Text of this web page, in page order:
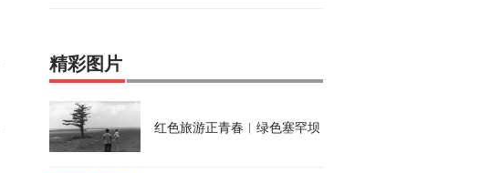
精彩图片
红色旅游正青春︱绿色塞罕坝，不朽的奇迹